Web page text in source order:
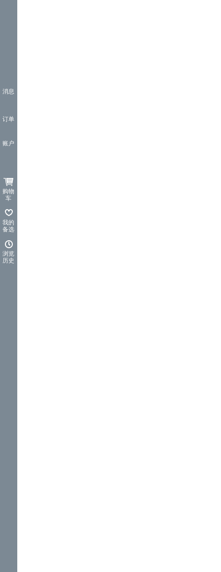
消息
订单
账户
购物
车
我的
备选
浏览
历史